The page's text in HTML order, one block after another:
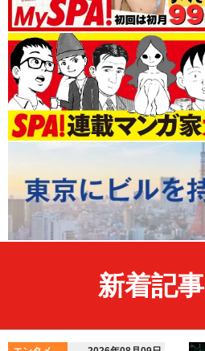
新着記事